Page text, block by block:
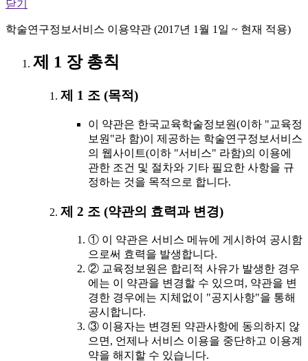
닫기
학술연구정보서비스 이용약관 (2017년 1월 1일 ~ 현재 적용)
제 1 장 총칙
제 1 조 (목적)
이 약관은 한국교육학술정보원(이하 "교육정
보원"라 함)이 제공하는 학술연구정보서비스
의 웹사이트(이하 "서비스" 라함)의 이용에
관한 조건 및 절차와 기타 필요한 사항을 규
정하는 것을 목적으로 합니다.
제 2 조 (약관의 효력과 변경)
① 이 약관은 서비스 메뉴에 게시하여 공시함
으로써 효력을 발생합니다.
② 교육정보원은 합리적 사유가 발생한 경우
에는 이 약관을 변경할 수 있으며, 약관을 변
경한 경우에는 지체없이 "공지사항"을 통해
공시합니다.
③ 이용자는 변경된 약관사항에 동의하지 않
으면, 언제나 서비스 이용을 중단하고 이용계
약을 해지할 수 있습니다.